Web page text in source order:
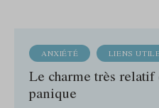
ANXIÉTÉ LIENS
Le charme très relatif
panique